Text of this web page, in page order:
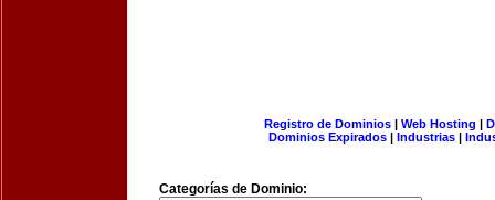
Registro de Dominios| Web Hosting |
Dominios Expirados | Industrias |
Categorías de Dominio: